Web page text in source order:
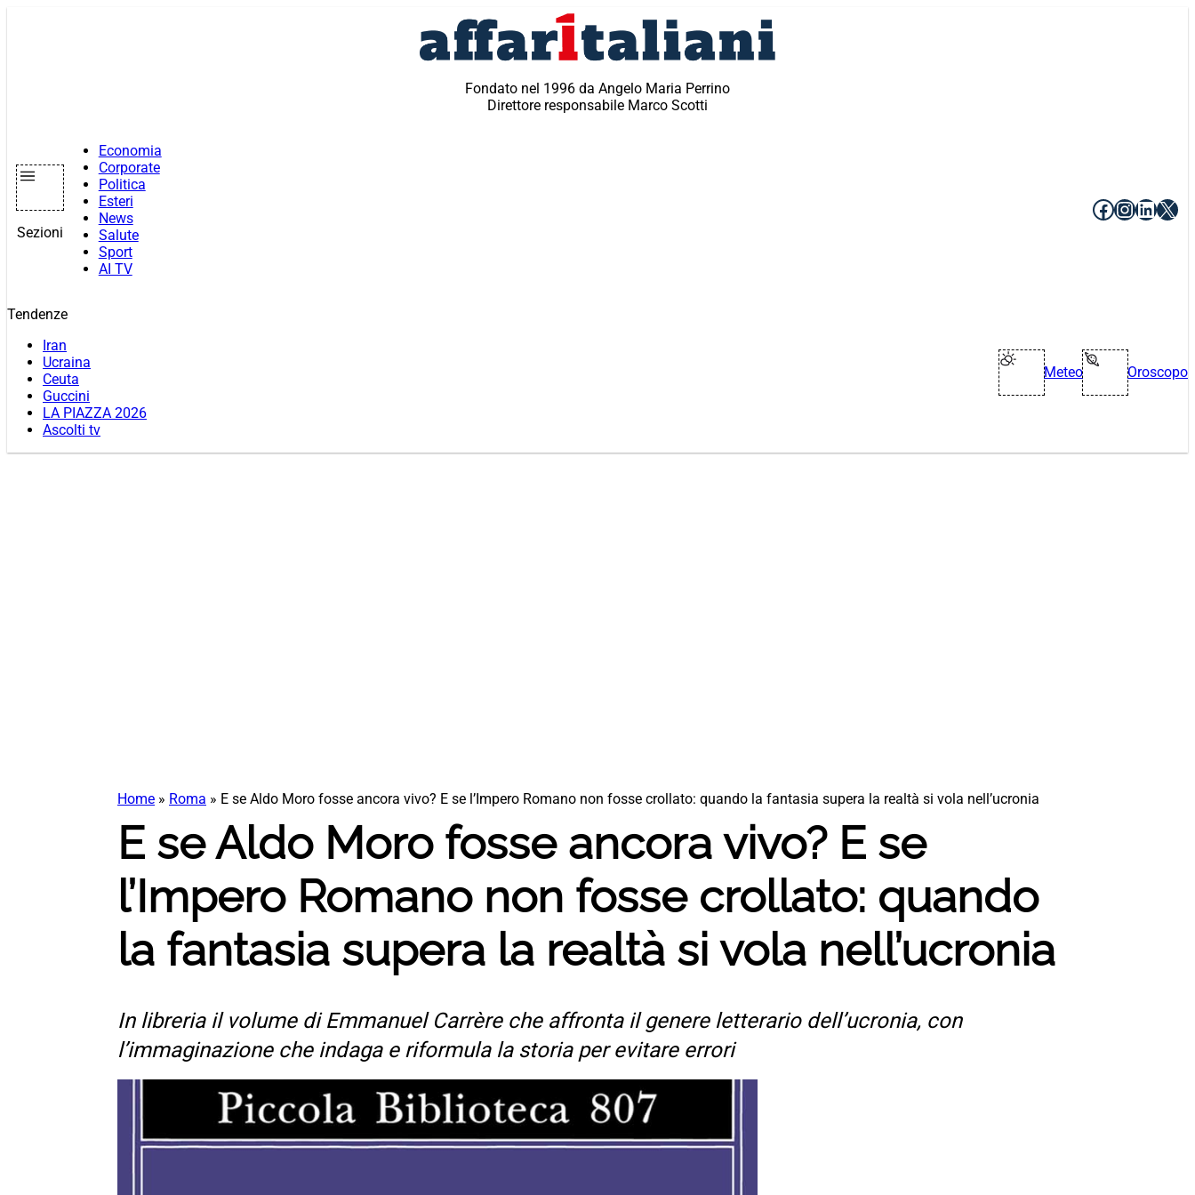
Fondato nel 1996 da Angelo Maria Perrino
Direttore responsabile Marco Scotti
Sezioni
Economia
Corporate
Politica
Esteri
News
Salute
Sport
AI TV
Facebook
X
Tendenze
Iran
Ucraina
Ceuta
Guccini
LA PIAZZA 2026
Ascolti tv
Meteo Oroscopo
Home » Roma » E se Aldo Moro fosse ancora vivo? E se l’Impero Romano non fosse crollato: quando la fantasia supera la realtà si vola nell’ucronia
E se Aldo Moro fosse ancora vivo? E se
l’Impero Romano non fosse crollato: quando
la fantasia supera la realtà si vola nell’ucronia
In libreria il volume di Emmanuel Carrère che affronta il genere letterario dell’ucronia, con
l’immaginazione che indaga e riformula la storia per evitare errori